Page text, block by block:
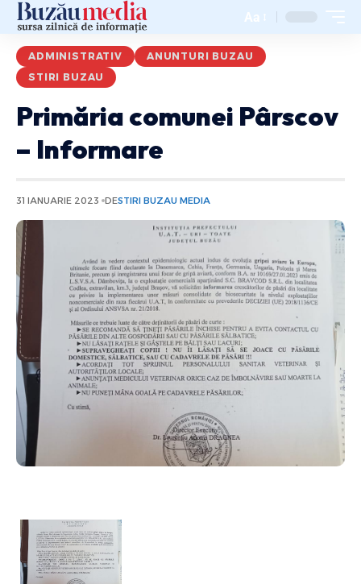
Aa
ADMINISTRATIV
ANUNTURI BUZAU
STIRI BUZAU
Primăria comunei Pârscov
– Informare
31 IANUARIE 2023 DESTIRI BUZAU MEDIA